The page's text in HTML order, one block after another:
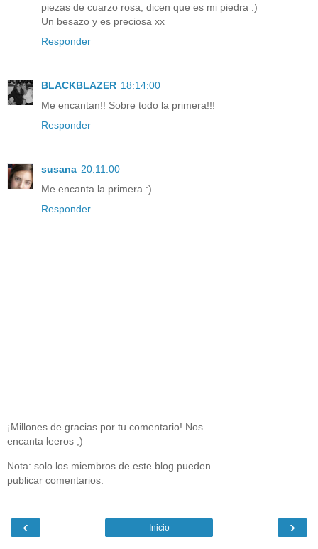
piezas de cuarzo rosa, dicen que es mi piedra :)
Un besazo y es preciosa xx
Responder
BLACKBLAZER 18:14:00
Me encantan!! Sobre todo la primera!!!
Responder
susana 20:11:00
Me encanta la primera :)
Responder
¡Millones de gracias por tu comentario! Nos
encanta leeros ;)
Nota: solo los miembros de este blog pueden
publicar comentarios.
‹ ›
Inicio